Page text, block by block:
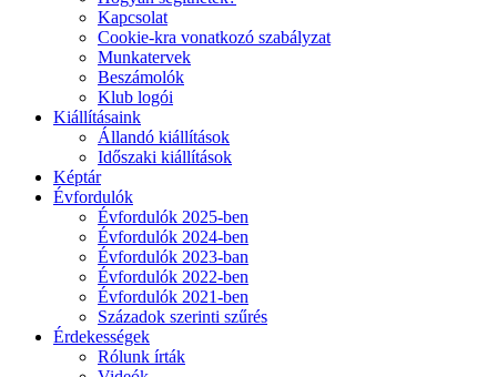
Kapcsolat
Cookie-kra vonatkozó szabályzat
Munkatervek
Beszámolók
Klub logói
Kiállításaink
Állandó kiállítások
Időszaki kiállítások
Képtár
Évfordulók
Évfordulók 2025-ben
Évfordulók 2024-ben
Évfordulók 2023-ban
Évfordulók 2022-ben
Évfordulók 2021-ben
Századok szerinti szűrés
Érdekességek
Rólunk írták